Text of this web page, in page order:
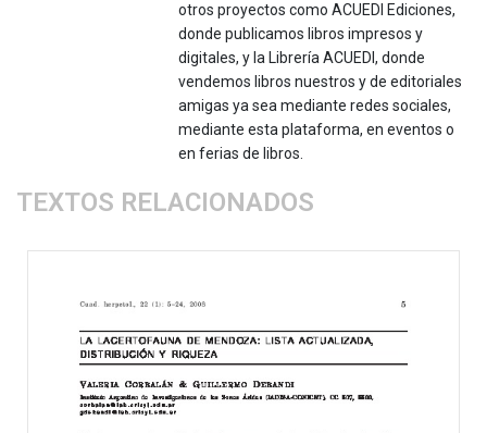
otros proyectos como ACUEDI Ediciones,
donde publicamos libros impresos y
digitales, y la Librería ACUEDI, donde
vendemos libros nuestros y de editoriales
amigas ya sea mediante redes sociales,
mediante esta plataforma, en eventos o
en ferias de libros.
TEXTOS RELACIONADOS